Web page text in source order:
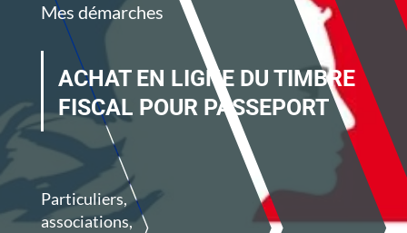
Mes démarches
ACHAT EN LIGNE DU TIMBRE
FISCAL POUR PASSEPORT
Particuliers,
associations,